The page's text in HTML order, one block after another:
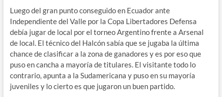
Luego del gran punto conseguido en Ecuador ante
Independiente del Valle por la Copa Libertadores Defensa
debía jugar de local por el torneo Argentino frente a Arsenal
de local. El técnico del Halcón sabía que se jugaba la última
chance de clasificar a la zona de ganadores y es por eso que
puso en cancha a mayoría de titulares. El visitante todo lo
contrario, apunta a la Sudamericana y puso en su mayoría
juveniles y lo cierto es que jugaron un buen partido.